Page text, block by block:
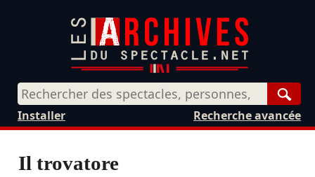
Recherche avancée
Installer
Il trovatore